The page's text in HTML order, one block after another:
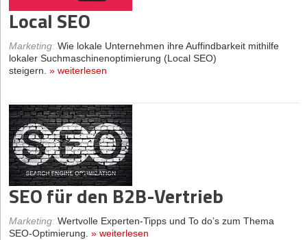
Local SEO
Marketing: Wie lokale Unternehmen ihre Auffindbarkeit mithilfe
lokaler Suchmaschinenoptimierung (Local SEO)
steigern. » weiterlesen
SEO für den B2B-Vertrieb
Marketing: Wertvolle Experten-Tipps und To do’s zum Thema
SEO-Optimierung. » weiterlesen